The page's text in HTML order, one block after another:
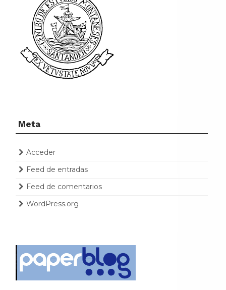
Meta
Acceder
Feed de entradas
Feed de comentarios
WordPress.org